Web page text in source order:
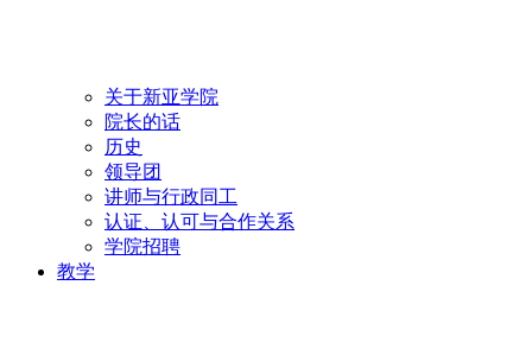
关于新亚学院
院长的话
历史
领导团
讲师与行政同工
认证、认可与合作关系
学院招聘
教学